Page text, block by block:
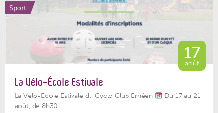
Sport
17
août
La Vélo-École Estivale
La Vélo-École Estivale du Cyclo Club Ernéen
Du 17 au 21
août, de 8h30...